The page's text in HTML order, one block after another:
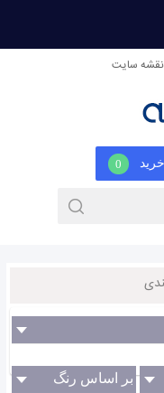
نقشه سایت
0
بر اساس رنگ